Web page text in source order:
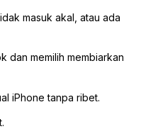
masuk akal, atau ada
dan memilih membiarkan
iPhone tanpa ribet.